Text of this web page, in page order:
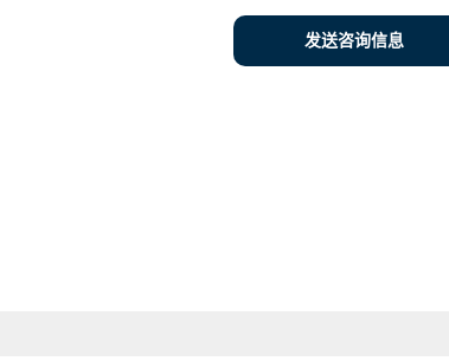
发送咨询信息